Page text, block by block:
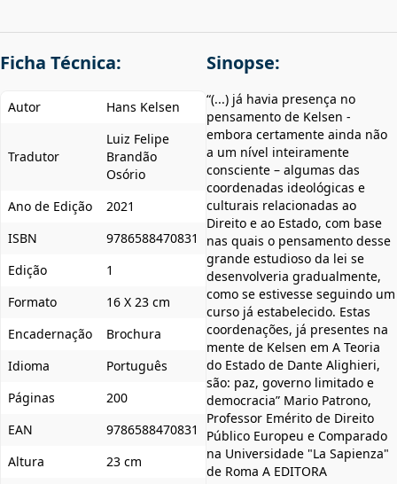
Ficha Técnica:
Autor Hans Kelsen
Tradutor
Luiz Felipe
Brandão
Osório
Ano de Edição
2021
ISBN
9786588470831
Edição
1
Formato
16 X 23 cm
Encadernação
Brochura
Idioma
Português
Páginas
200
EAN
9786588470831
Altura
23 cm
Sinopse:
“(...) já havia presença no
pensamento de Kelsen -
embora certamente ainda não
a um nível inteiramente
consciente – algumas das
coordenadas ideológicas e
culturais relacionadas ao
Direito e ao Estado, com base
nas quais o pensamento desse
grande estudioso da lei se
desenvolveria gradualmente,
como se estivesse seguindo um
curso já estabelecido. Estas
coordenações, já presentes na
mente de Kelsen em A Teoria
do Estado de Dante Alighieri,
são: paz, governo limitado e
democracia” Mario Patrono,
Professor Emérito de Direito
Público Europeu e Comparado
na Universidade "La Sapienza"
de Roma A EDITORA